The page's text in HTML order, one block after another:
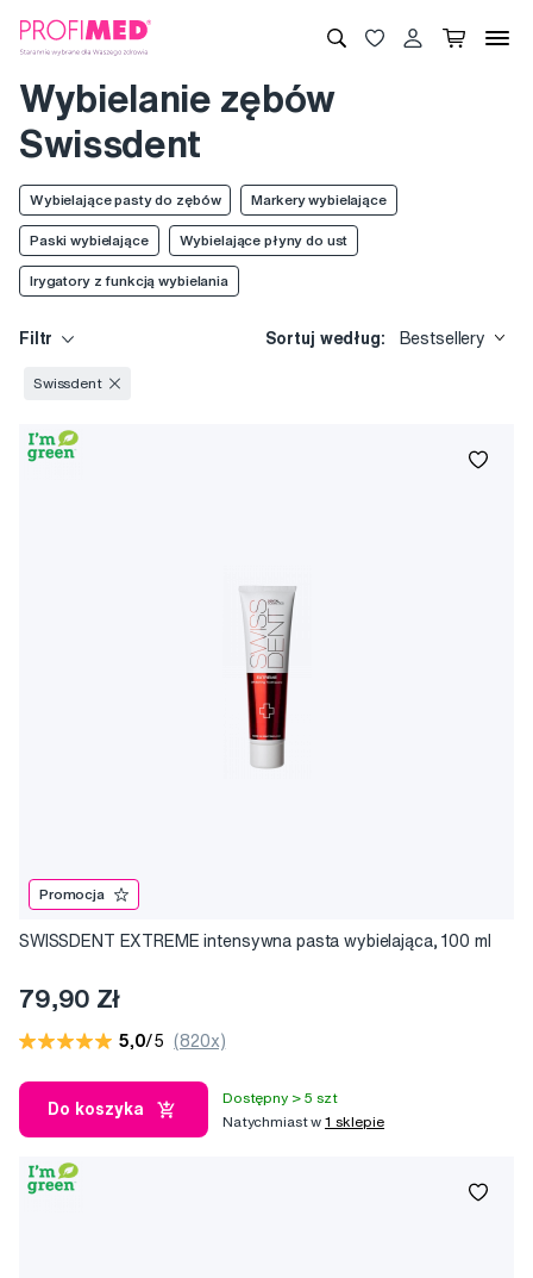
Wybielanie zębów
Swissdent
Wybielające pasty do zębów Markery wybielające
Paski wybielające Wybielające płyny do ust
Irygatory z funkcją wybielania
Filtr Sortuj według: Bestsellery
Swissdent
Promocja
SWISSDENT EXTREME intensywna pasta wybielająca, 100 ml
79,90 Zł
5,0/5 (820x)
Do koszyka
Dostępny > 5 szt
Natychmiast w1 sklepie